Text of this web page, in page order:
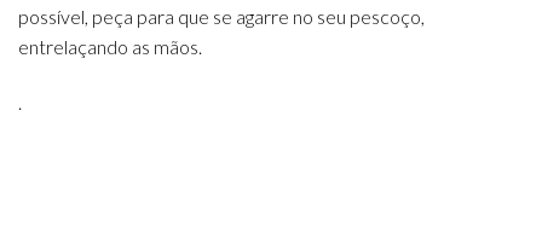
possível, peça para que se agarre no seu pescoço,
entrelaçando as mãos.
.